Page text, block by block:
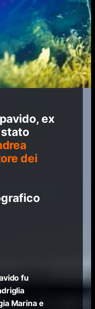
ex
stato
dei
fu
Marina e